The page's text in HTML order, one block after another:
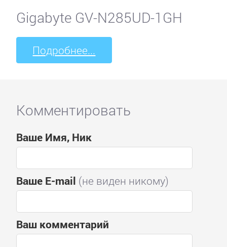
Gigabyte GV-N285UD-1GH
Подробнее...
Комментировать
Ваше Имя, Ник
Ваше E-mail (не виден никому)
Ваш комментарий